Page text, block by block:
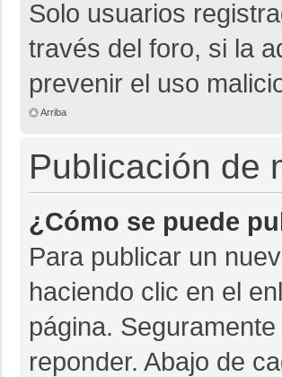
Solo usuarios
través del foro, si la
prevenir el uso
Arriba
Publicación de
¿Cómo se puede
Para publicar un
haciendo clic en el
página.
reponder. Abajo de